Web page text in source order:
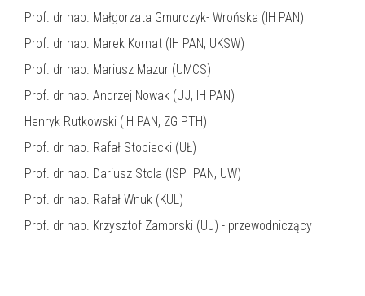
Prof. dr hab. Małgorzata Gmurczyk- Wrońska (IH PAN)
Prof. dr hab. Marek Kornat (IH PAN, UKSW)
Prof. dr hab. Mariusz Mazur (UMCS)
Prof. dr hab. Andrzej Nowak (UJ, IH PAN)
Henryk Rutkowski (IH PAN, ZG PTH)
Prof. dr hab. Rafał Stobiecki (UŁ)
Prof. dr hab. Dariusz Stola (ISP PAN, UW)
Prof. dr hab. Rafał Wnuk (KUL)
Prof. dr hab. Krzysztof Zamorski (UJ) - przewodniczący